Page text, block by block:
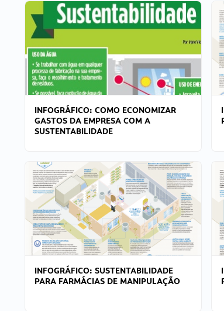
INFOGRÁFICO: COMO ECONOMIZAR
GASTOS DA EMPRESA COM A
SUSTENTABILIDADE
INFOGRÁFICO: SUSTENTABILIDADE
PARA FARMÁCIAS DE MANIPULAÇÃO